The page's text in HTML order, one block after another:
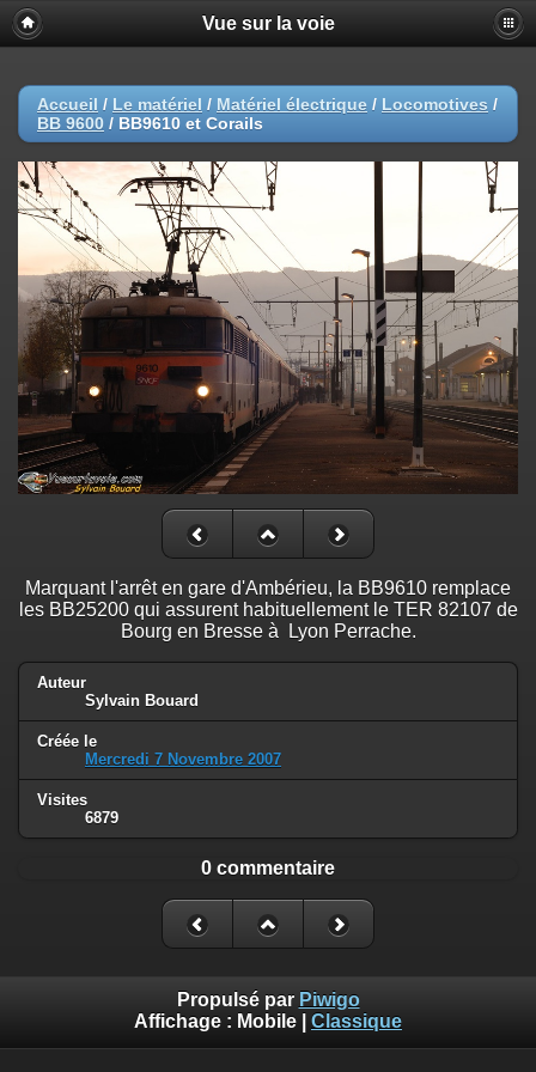
Vue sur la voie
Accueil / Le matériel / Matériel électrique / Locomotives /
BB 9600 / BB9610 et Corails
Marquant l'arrêt en gare d'Ambérieu, la BB9610 remplace
les BB25200 qui assurent habituellement le TER 82107 de
Bourg en Bresse à Lyon Perrache.
Auteur
Sylvain Bouard
Créée le
Mercredi 7 Novembre 2007
Visites
6879
0 commentaire
Propulsé par Piwigo
Affichage : Mobile Classique